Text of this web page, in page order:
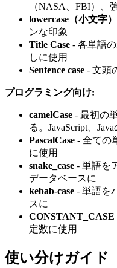
（NASA、FBI）、
lowercase（小文字）
ンな印象
Title Case - 各単語
しに使用
Sentence case - 文頭
プログラミング向け:
camelCase - 最初の
る。JavaScript、
PascalCase - 全ての
に使用
snake_case - 単語を
データベースに
kebab-case - 単語を
スに
CONSTANT_CASE
定数に使用
使い分けガイド